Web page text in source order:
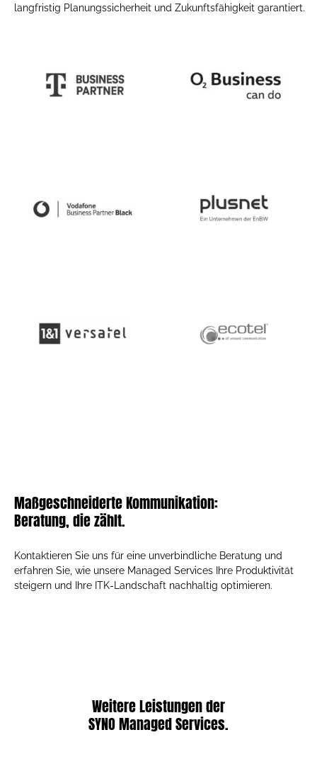
langfristig Planungssicherheit und Zukunftsfähigkeit garantiert.
Maßgeschneiderte Kommunikation:
Beratung, die zählt.
Kontaktieren Sie uns für eine unverbindliche Beratung und
erfahren Sie, wie unsere Managed Services Ihre Produktivität
steigern und Ihre ITK-Landschaft nachhaltig optimieren.
Weitere Leistungen der
SYNO Managed Services.